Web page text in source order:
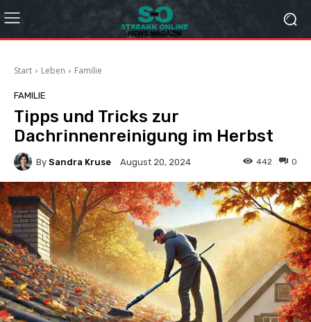
Start Leben Familie
FAMILIE
Tipps und Tricks zur
Dachrinnenreinigung im Herbst
By Sandra Kruse August 20, 2024 0
442